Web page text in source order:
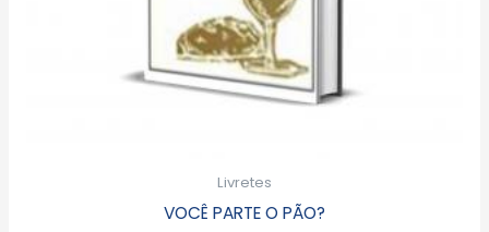
Livretes
VOCÊ PARTE O PÃO?